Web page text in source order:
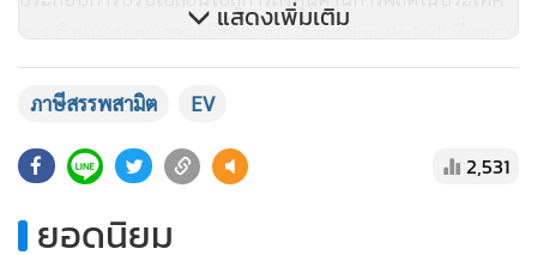
ควร กำหนดระยะเวลาเปลี่ยนผ่าน (Transition Period) ที่เหมาะ
สม เพื่อเปิดโอกาสให้ผู้ประกอบการสามารถปรับแผนธุรกิจ และ
ดำเนินการจัดตั้งโรงงาน ซึ่งโดยทั่วไปต้องใช้ระยะเวลาไม่น้อยกว่า
แสดงเพิ่มเติม
ภาษีสรรพสามิต EV
2,531
ยอดนิยม